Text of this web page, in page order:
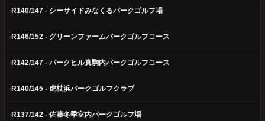
R140/147 - シーサイドみなくるパークゴルフ場
R146/152 - グリーンファームパークゴルフコース
R142/147 - パークヒル真駒内パークゴルフコース
R140/145 - 虎杖浜パークゴルフクラブ
R137/142 - 佐藤冬季室内パークゴルフ場